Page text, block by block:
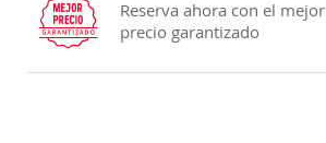
Reserva ahora con el mejor
precio garantizado